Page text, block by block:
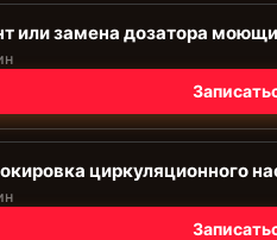
или замена дозатора
циркуляционного